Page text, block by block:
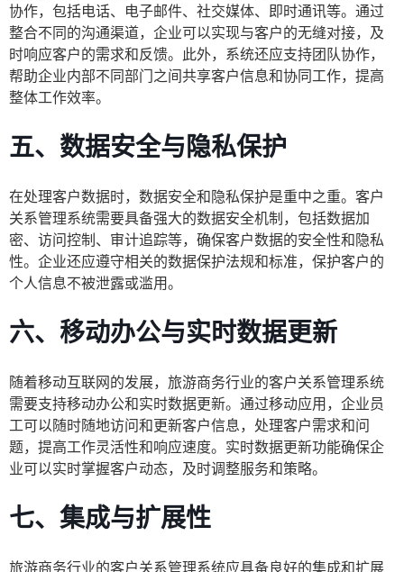
协作，包括电话、电子邮件、社交媒体、即时通讯等。通过
整合不同的沟通渠道，企业可以实现与客户的无缝对接，及
时响应客户的需求和反馈。此外，系统还应支持团队协作，
帮助企业内部不同部门之间共享客户信息和协同工作，提高
整体工作效率。
五、数据安全与隐私保护
在处理客户数据时，数据安全和隐私保护是重中之重。客户
关系管理系统需要具备强大的数据安全机制，包括数据加
密、访问控制、审计追踪等，确保客户数据的安全性和隐私
性。企业还应遵守相关的数据保护法规和标准，保护客户的
个人信息不被泄露或滥用。
六、移动办公与实时数据更新
随着移动互联网的发展，旅游商务行业的客户关系管理系统
需要支持移动办公和实时数据更新。通过移动应用，企业员
工可以随时随地访问和更新客户信息，处理客户需求和问
题，提高工作灵活性和响应速度。实时数据更新功能确保企
业可以实时掌握客户动态，及时调整服务和策略。
七、集成与扩展性
旅游商务行业的客户关系管理系统应具备良好的集成和扩展